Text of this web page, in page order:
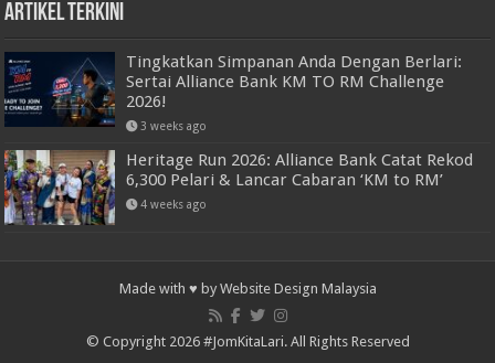
Artikel Terkini
Tingkatkan Simpanan Anda Dengan Berlari:
Sertai Alliance Bank KM TO RM Challenge
2026!
3 weeks ago
Heritage Run 2026: Alliance Bank Catat Rekod
6,300 Pelari & Lancar Cabaran ‘KM to RM’
4 weeks ago
Made with ♥ by Website Design Malaysia
© Copyright 2026 #JomKitaLari. All Rights Reserved